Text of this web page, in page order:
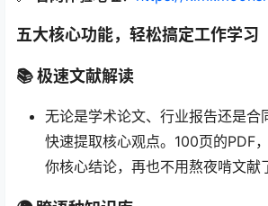
五大核心功能，轻松搞定工作学习
📚 极速文献解读
无论是学术论文、行业报告还是合
快速提取核心观点。100页的PDF
你核心结论，再也不用熬夜啃文献